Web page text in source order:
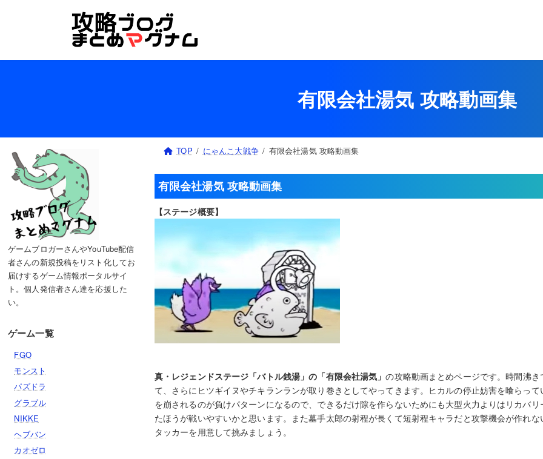
プ
動
有限会社湯気 攻略動画集
ゲームブロガーさんやYouTube配信
者さんの新規投稿をリスト化してお
届けするゲーム情報ポータルサイ
ト。個人発信者さん達を応援した
い。
ゲーム一覧
FGO
モンスト
パズドラ
グラブル
NIKKE
ヘブバン
カオゼロ
TOP にゃんこ大戦争 有限会社湯気 攻略動画集
有限会社湯気 攻略動画集
【ステージ概要】
真・レジェンドステージ「バトル銭湯」の「有限会社湯気」の攻略動画まとめページです。時間沸
て、さらにヒツギイヌやチキランランが取り巻きとしてやってきます。ヒカルの停止妨害を喰らっ
を崩されるのが負けパターンになるので、できるだけ隙を作らないためにも大型火力よりはリカバ
たほうが戦いやすいかと思います。また墓手太郎の射程が長くて短射程キャラだと攻撃機会が作れ
タッカーを用意して挑みましょう。